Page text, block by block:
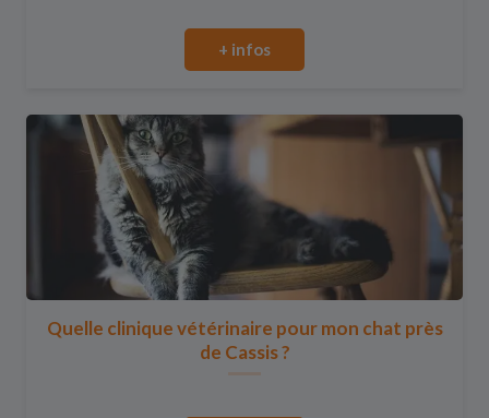
+ infos
Quelle clinique vétérinaire pour mon chat près
de Cassis ?